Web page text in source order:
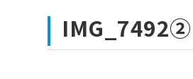
IMG_7492②